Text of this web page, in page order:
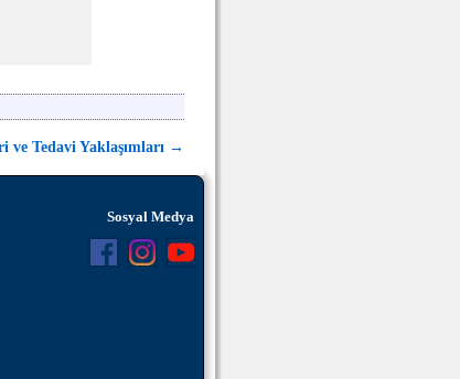
Tedavi Yaklaşımları →
Sosyal Medya